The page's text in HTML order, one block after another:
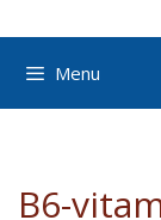
Menu
B6-